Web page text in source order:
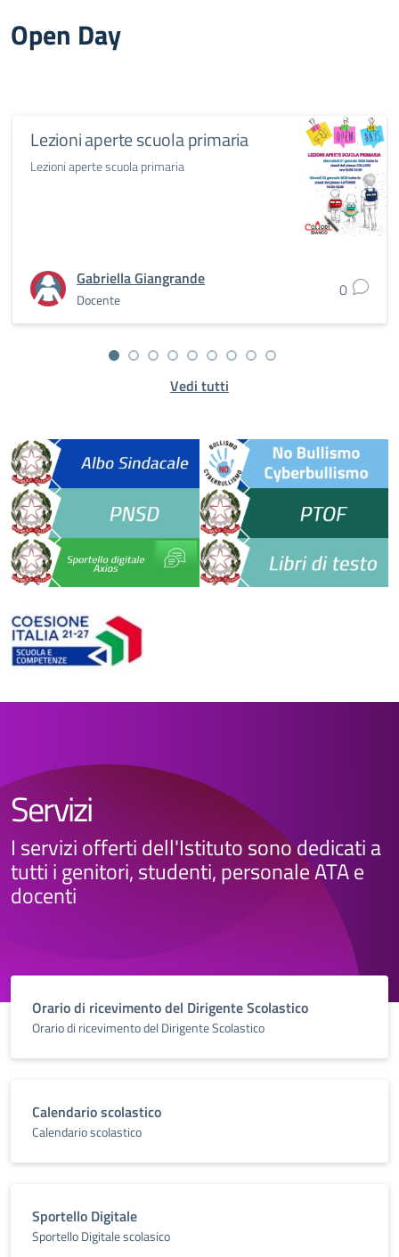
Open Day
Lezioni aperte scuola primaria
Lezioni aperte scuola primaria
Gabriella Giangrande
Docente 0
Vedi tutti
Servizi
I servizi offerti dell'Istituto sono dedicati a
tutti i genitori, studenti, personale ATA e
docenti
Orario di ricevimento del Dirigente Scolastico
Orario di ricevimento del Dirigente Scolastico
Calendario scolastico
Calendario scolastico
Sportello Digitale
Sportello Digitale scolasico